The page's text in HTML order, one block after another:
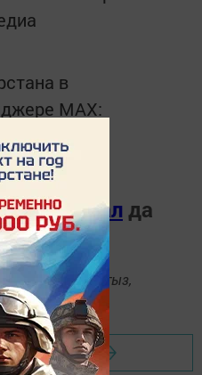
в
MАХ:
канал да
номерына языгыз,
новости